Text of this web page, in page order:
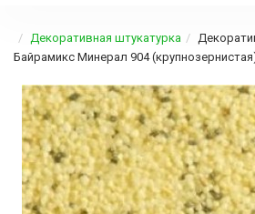
Декоративная штукатурка
Байрамикс Минерал 904